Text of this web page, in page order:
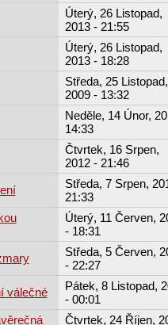
Úterý, 26 Listopad,
2013 - 21:55
Úterý, 26 Listopad,
2013 - 18:28
Středa, 25 Listopad,
2009 - 13:32
Neděle, 14 Únor,
14:33
Čtvrtek, 16 Srpen,
2012 - 21:46
Středa, 7 Srpen,
21:33
Úterý, 11 Červen,
- 18:31
Středa, 5 Červen,
- 22:27
válečné
Pátek, 8 Listopad,
- 00:01
Čtvrtek, 24 Říjen,